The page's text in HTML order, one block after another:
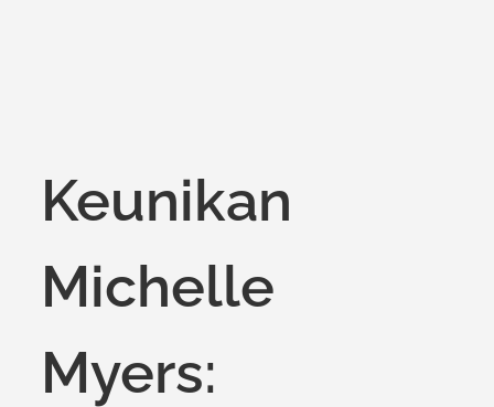
Keunikan
Michelle
Myers: